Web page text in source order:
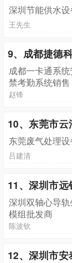
深圳节能供水
王先生
9、成都捷德
成都一卡通系
禁考勤系统销售
赵锋
10、东莞市
东莞废气处理
吕建清
11、深圳市
深圳双轴心导
模组批发商
陈波钦
12、深圳市